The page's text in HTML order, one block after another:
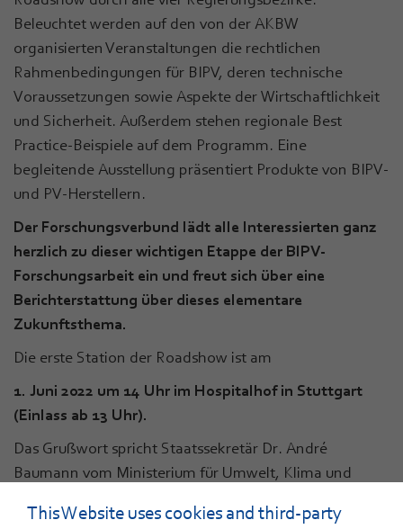
Beleuchtet werden auf den von der AKBW
organisierten Veranstaltungen die rechtlichen
Rahmenbedingungen für BIPV, deren technische
Voraussetzungen sowie Aspekte der Wirtschaftlichkeit
und Sicherheit. Außerdem stehen regionale Best
Practice-Beispiele auf dem Programm. Eine
begleitende Ausstellung präsentiert Produkte von BIPV-
und PV-Herstellern.
Der Forschungsverbund lädt alle Interessierten ganz
herzlich zu dieser wichtigen Etappe der BIPV-
Forschungsarbeit ein und freut sich über eine
Berichterstattung über dieses elementare
Zukunftsthema.
Die erste Station der Roadshow ist am
1. Juni 2022 um 14 Uhr im Hospitalhof in Stuttgart
(Einlass ab 13 Uhr).
Das Grußwort spricht Staatssekretär Dr. André
Baumann vom Ministerium für Umwelt, Klima und
This Website uses cookies and third-party